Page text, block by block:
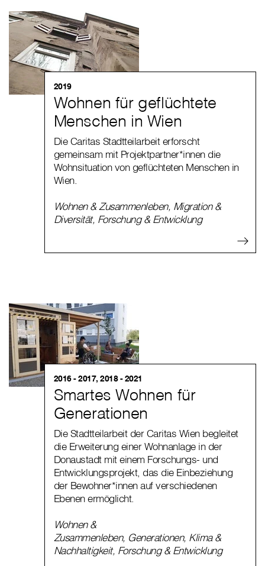
2019
Wohnen für geflüchtete
Menschen in Wien
Die Caritas Stadtteilarbeit erforscht
gemeinsam mit Projektpartner*innen die
Wohnsituation von geflüchteten Menschen in
Wien.
Wohnen & Zusammenleben, Migration &
Diversität, Forschung & Entwicklung
2016 - 2017, 2018 - 2021
Smartes Wohnen für
Generationen
Die Stadtteilarbeit der Caritas Wien begleitet
die Erweiterung einer Wohnanlage in der
Donaustadt mit einem Forschungs- und
Entwicklungsprojekt, das die Einbeziehung
der Bewohner*innen auf verschiedenen
Ebenen ermöglicht.
Wohnen &
Zusammenleben, Generationen, Klima &
Nachhaltigkeit, Forschung & Entwicklung